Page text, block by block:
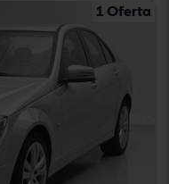
1 Oferta